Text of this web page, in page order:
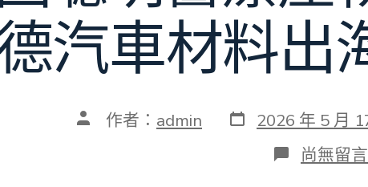
汽車材料出
文 作者： admin 發
表
2026 年 5 月
在
〈中
尚無留言